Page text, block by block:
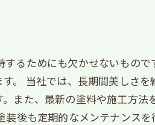
るためにも欠かせないもの
。 当社では、長期間美しさ
また、最新の塗料や施工方
後も定期的なメンテナンス